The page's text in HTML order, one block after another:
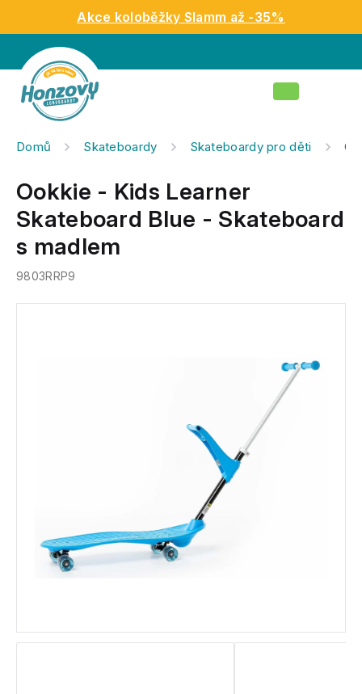
obsah
Akce koloběžky Slamm až -35%
Nákupní
Domů Skateboardy Skateboardy pro děti
Ookkie - Kids Learner
Skateboard Blue - Skateboard
s madlem
9803RRP9